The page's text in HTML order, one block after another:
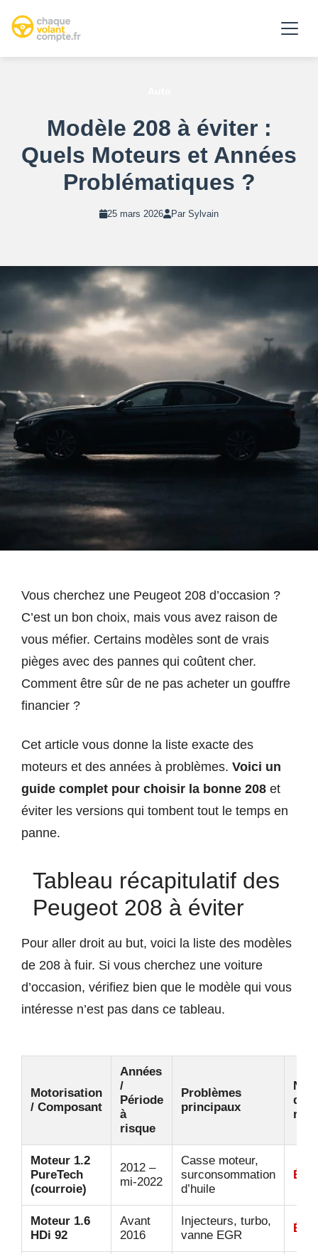
Modèle 208 à éviter :
Quels Moteurs et Années
Problématiques ?
25 mars 2026 Par Sylvain
Vous cherchez une Peugeot 208 d’occasion ?
C’est un bon choix, mais vous avez raison de
vous méfier. Certains modèles sont de vrais
pièges avec des pannes qui coûtent cher.
Comment être sûr de ne pas acheter un gouffre
financier ?
Cet article vous donne la liste exacte des
moteurs et des années à problèmes. Voici un
guide complet pour choisir la bonne 208 et
éviter les versions qui tombent tout le temps en
panne.
Tableau récapitulatif des
Peugeot 208 à éviter
Pour aller droit au but, voici la liste des modèles
de 208 à fuir. Si vous cherchez une voiture
d’occasion, vérifiez bien que le modèle qui vous
intéresse n’est pas dans ce tableau.
Motorisation
/ Composant
Années
/
Période
à
risque
Problèmes
principaux
de
Moteur 1.2
PureTech
(courroie)
2012 –
mi-2022
Casse moteur,
surconsommation
d’huile
Moteur 1.6
HDi 92
Avant
2016
Injecteurs, turbo,
vanne EGR